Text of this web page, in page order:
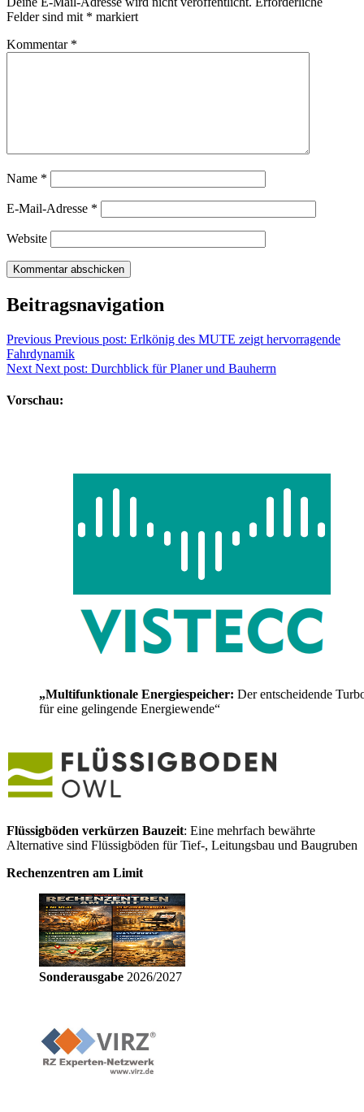
Felder sind mit * markiert
Kommentar *
Name *
E-Mail-Adresse *
Website
Beitragsnavigation
Previous Previous post: Erlkönig des MUTE zeigt hervorragende
Fahrdynamik
Next Next post: Durchblick für Planer und Bauherrn
Vorschau:
„Multifunktionale Energiespeicher: Der entscheidende
für eine gelingende Energiewende“
Flüssigböden verkürzen Bauzeit: Eine mehrfach bewährte
Alternative sind Flüssigböden für Tief-, Leitungsbau und Baugruben
Rechenzentren am Limit
Sonderausgabe 2026/2027